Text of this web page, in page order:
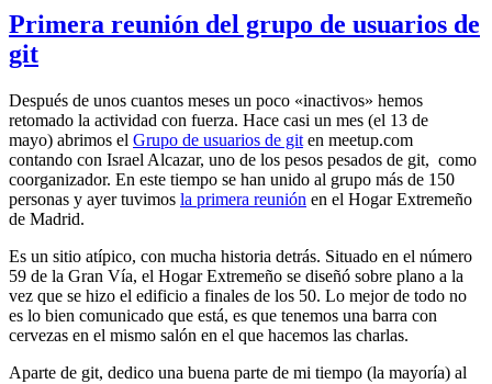
Primera reunión del grupo de usuarios de
git
Después de unos cuantos meses un poco «inactivos» hemos
retomado la actividad con fuerza. Hace casi un mes (el 13 de
mayo) abrimos el Grupo de usuarios de git en meetup.com
contando con Israel Alcazar, uno de los pesos pesados de git, como
coorganizador. En este tiempo se han unido al grupo más de 150
personas y ayer tuvimos la primera reunión en el Hogar Extremeño
de Madrid.
Es un sitio atípico, con mucha historia detrás. Situado en el número
59 de la Gran Vía, el Hogar Extremeño se diseñó sobre plano a la
vez que se hizo el edificio a finales de los 50. Lo mejor de todo no
es lo bien comunicado que está, es que tenemos una barra con
cervezas en el mismo salón en el que hacemos las charlas.
Aparte de git, dedico una buena parte de mi tiempo (la mayoría) al